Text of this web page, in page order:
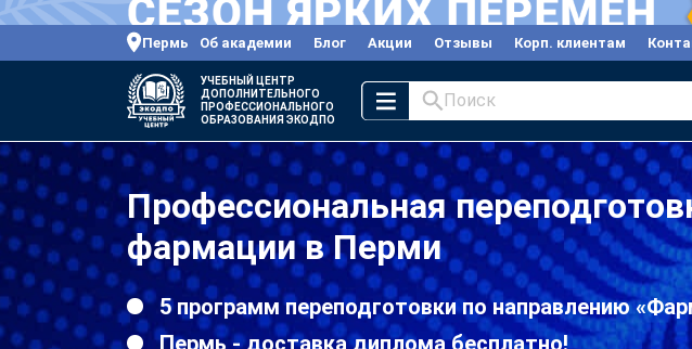
Пермь Об академии Блог Акции Отзывы Корп. клиентам
УЧЕБНЫЙ ЦЕНТР
ДОПОЛНИТЕЛЬНОГО
ПРОФЕССИОНАЛЬНОГО
ОБРАЗОВАНИЯ ЭКОДПО
Поиск
Профессиональная
фармации в Перми
5 программ переподготовки по направлению
Пермь - доставка диплома бесплатно!